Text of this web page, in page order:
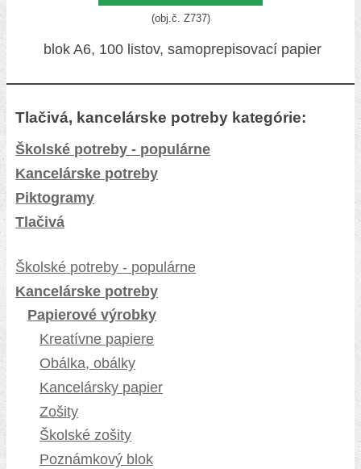
(obj.č. Z737)
blok A6, 100 listov, samoprepisovací papier
Tlačivá, kancelárske potreby kategórie:
Školské potreby - populárne
Kancelárske potreby
Piktogramy
Tlačivá
Školské potreby - populárne
Kancelárske potreby
Papierové výrobky
Kreatívne papiere
Obálka, obálky
Kancelársky papier
Zošity
Školské zošity
Poznámkový blok